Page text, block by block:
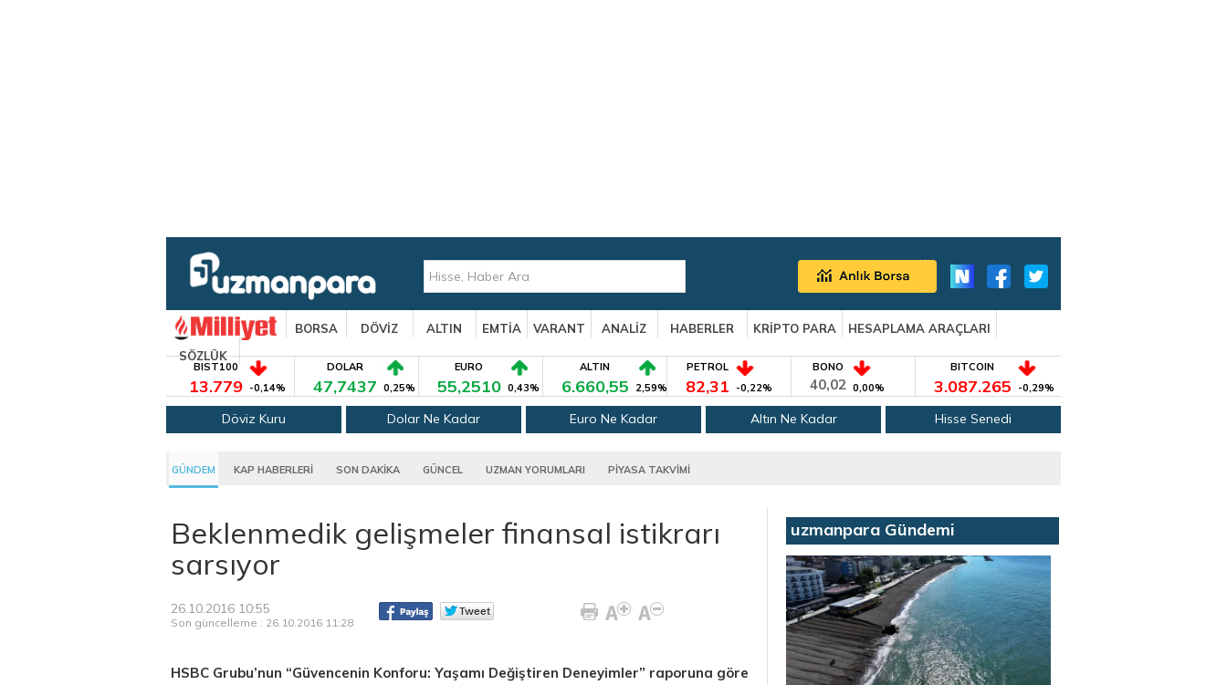
BORSA DÖVİZ ALTIN EMTİA VARANT ANALİZ HABERLER KRİPTO PARA
HESAPLAMA ARAÇLARI
SÖZLÜK
BIST100
13.779 -0,14%
DOLAR
47,7437 0,25%
EURO
55,2510 0,43%
ALTIN
6.660,55 2,59%
PETROL
82,31 -0,22%
BONO
40,02 0,00%
BITCOIN
3.087.265 -0,29%
Döviz Kuru Dolar Ne Kadar Euro Ne Kadar Altın Ne Kadar Hisse Senedi
GÜNDEM KAP HABERLERİ SON DAKİKA GÜNCEL UZMAN YORUMLARI PİYASA TAKVİMİ
Beklenmedik gelişmeler finansal istikrarı
sarsıyor
26.10.2016 10:55
Son güncelleme : 26.10.2016 11:28
HSBC Grubu’nun “Güvencenin Konforu: Yaşamı Değiştiren Deneyimler” raporuna göre
uzmanpara Gündemi